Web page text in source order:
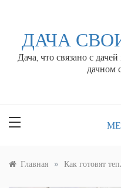
ДАЧА
Дача, что связано с
дачном
Главная » Как готовят